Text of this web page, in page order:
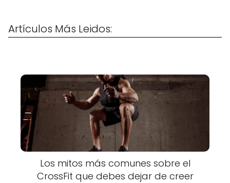
Artículos Más Leidos:
Los mitos más comunes sobre el
CrossFit que debes dejar de creer